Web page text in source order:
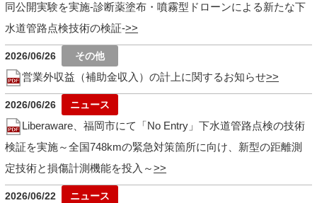
同公開実験を実施-診断薬塗布・噴霧型ドローンによる新たな下
水道管路点検技術の検証-
2026/06/26
営業外収益（補助金収入）の計上に関するお知らせ
2026/06/26
Liberaware、福岡市にて「No Entry」下水道管路点検の技術
検証を実施～全国748kmの緊急対策箇所に向け、新型の距離測
定技術と損傷計測機能を投入～
2026/06/22